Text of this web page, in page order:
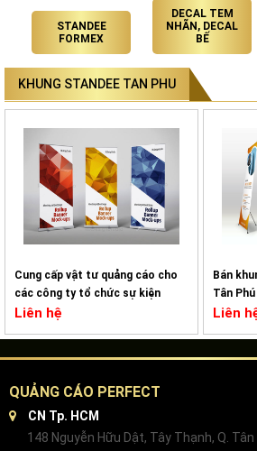
STANDEE
FORMEX
DECAL TEM
NHÃN, DECAL
BẾ
KHUNG STANDEE TAN PHU
Cung cấp vật tư quảng cáo cho
các công ty tổ chức sự kiện
Liên hệ
Bán
Tân Phú
Liên
QUẢNG CÁO PERFECT
CN Tp. HCM
148 Nguyễn Hữu Dật, Tây Thạnh, Q. Tân